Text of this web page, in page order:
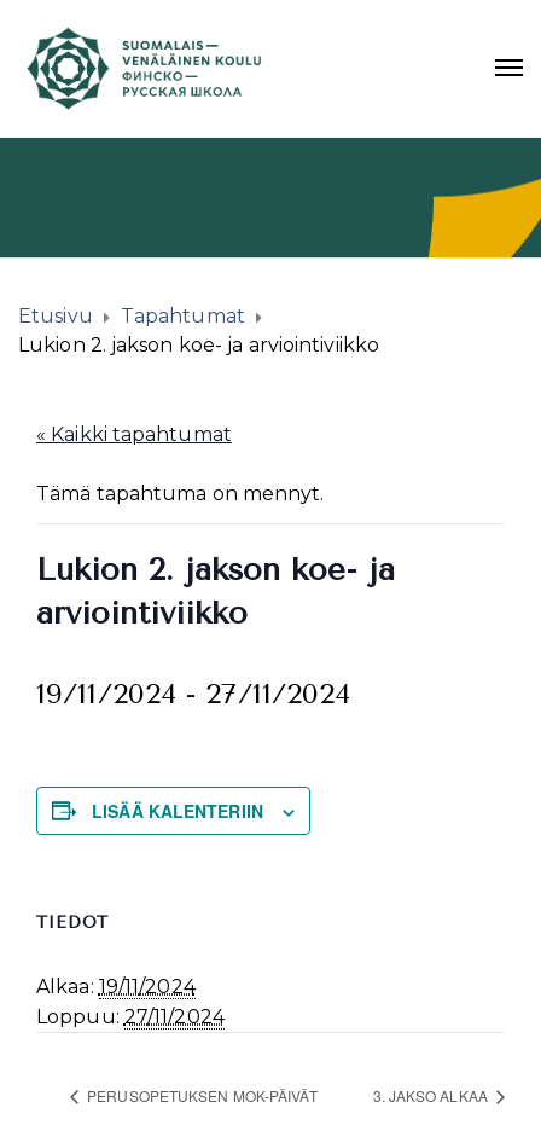
Etusivu
Tapahtumat
Lukion 2. jakson koe- ja arviointiviikko
« Kaikki tapahtumat
Tämä tapahtuma on mennyt.
Lukion 2. jakson koe- ja
arviointiviikko
19/11/2024 - 27/11/2024
LISÄÄ KALENTERIIN
TIEDOT
Alkaa: 19/11/2024
Loppuu: 27/11/2024
PERUSOPETUKSEN MOK-PÄIVÄT 3. JAKSO ALKAA